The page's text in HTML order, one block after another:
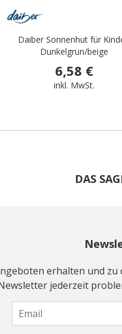
Daiber Sonnenhut für
Dunkelgrün/beige
6,58 €
inkl. MwSt.
DAS
erhalten und
jederzeit